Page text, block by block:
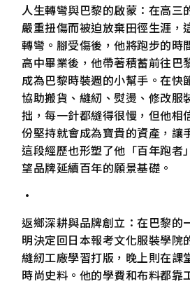
人生轉彎與巴黎的啟蒙：在高三
嚴重扭傷而被迫放棄田徑生涯，
轉彎。腳受傷後，他將跑步的時
高中畢業後，他帶著積蓄前往巴
成為巴黎時裝週的小幫手。在快
協助搬貨、縫紉、熨燙、修改服
拙，每一針都縫得很慢，但他相
份堅持就會成為寶貴的資產，讓
這段經歷也形塑了他「百年跑者
望品牌延續百年的願景基礎。
•
返鄉深耕與品牌創立：在巴黎的
明決定回日本報考文化服裝學院
縫紉工廠學習打版，晚上則在課
時尚史料。他的學費和布料都靠